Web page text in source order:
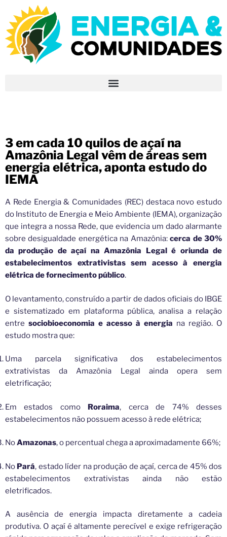
3 em cada 10 quilos de açaí na
Amazônia Legal vêm de áreas sem
energia elétrica, aponta estudo do
IEMA
A Rede Energia & Comunidades (REC) destaca novo estudo
do Instituto de Energia e Meio Ambiente (IEMA), organização
que integra a nossa Rede, que evidencia um dado alarmante
sobre desigualdade energética na Amazônia:cerca de 30%
da produção de açaí na Amazônia Legal é oriunda de
estabelecimentos extrativistas sem acesso à energia
elétrica de fornecimento público.
O levantamento, construído a partir de dados oficiais do IBGE
e sistematizado em plataforma pública, analisa a relação
entre sociobioeconomia e acesso à energia na região. O
estudo mostra que:
Uma parcela significativa dos estabelecimentos
extrativistas da Amazônia Legal ainda opera sem
eletrificação;
Em estados como Roraima, cerca de 74% desses
estabelecimentos não possuem acesso à rede elétrica;
NoAmazonas, o percentual chega a aproximadamente 66%;
No Pará, estado líder na produção de açaí, cerca de 45% dos
estabelecimentos extrativistas ainda não estão
eletrificados.
A ausência de energia impacta diretamente a cadeia
produtiva. O açaí é altamente perecível e exige refrigeração